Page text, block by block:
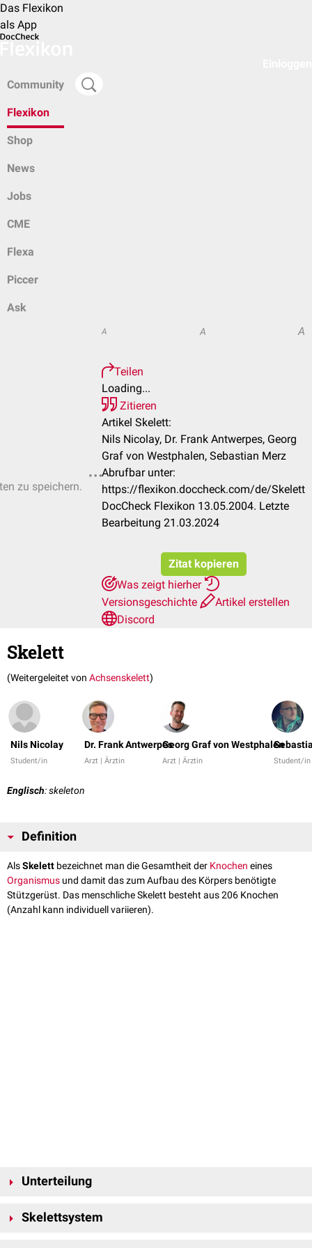
Das Flexikon
als App
Community
Flexikon
Shop
News
Jobs
CME
Flexa
Piccer
Ask
zu speichern.
A A A
Teilen
Loading...
Zitieren
Artikel Skelett:
Nils Nicolay, Dr. Frank Antwerpes, Georg
Graf von Westphalen, Sebastian Merz
Abrufbar unter:
https://flexikon.doccheck.com/de/Skelett
DocCheck Flexikon 13.05.2004. Letzte
Bearbeitung 21.03.2024
Zitat kopieren
Was zeigt hierher
Versionsgeschichte
Artikel erstellen
Discord
Skelett
(Weitergeleitet von Achsenskelett)
Nils Nicolay
Student/in
Dr. Frank Antwerpes
Arzt | Ärztin
Georg Graf von Westphalen
Arzt | Ärztin Student/in
Englisch: skeleton
Definition
AlsSkelett bezeichnet man die Gesamtheit der Knochen eines
Organismus und damit das zum Aufbau des Körpers benötigte
Stützgerüst. Das menschliche Skelett besteht aus 206 Knochen
(Anzahl kann individuell variieren).
Unterteilung
Extremitätenskelett.
Skelettsystem